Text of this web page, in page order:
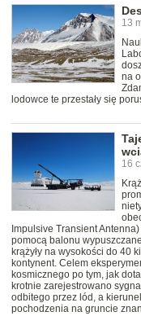
13
na
lodowce te przestały się
16
Impulsive Transient
pomocą balonu
krążyły na wysokości do 40
kontynent. Celem
kosmicznego po tym, jak
krotnie zarejestrowano
odbitego przez lód, a
pochodzenia na gruncie